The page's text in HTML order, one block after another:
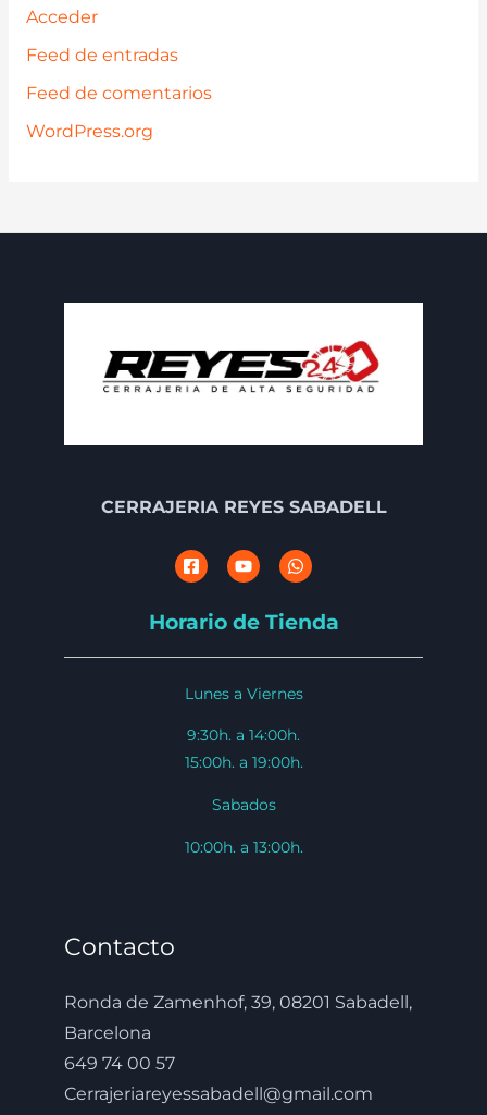
Acceder
Feed de entradas
Feed de comentarios
WordPress.org
CERRAJERIA REYES SABADELL
Horario de Tienda
Lunes a Viernes
9:30h. a 14:00h.
15:00h. a 19:00h.
Sabados
10:00h. a 13:00h.
Contacto
Ronda de Zamenhof, 39, 08201 Sabadell,
Barcelona
649 74 00 57
Cerrajeriareyessabadell@gmail.com